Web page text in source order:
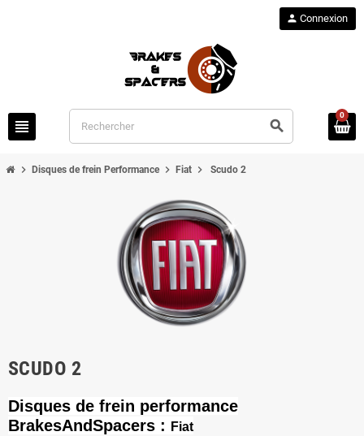
view_headline search
person Connexion
0
chevron_right Disques de frein Performance chevron_right Fiat chevron_right Scudo 2
SCUDO 2
Disques de frein performance
BrakesAndSpacers :
Fiat